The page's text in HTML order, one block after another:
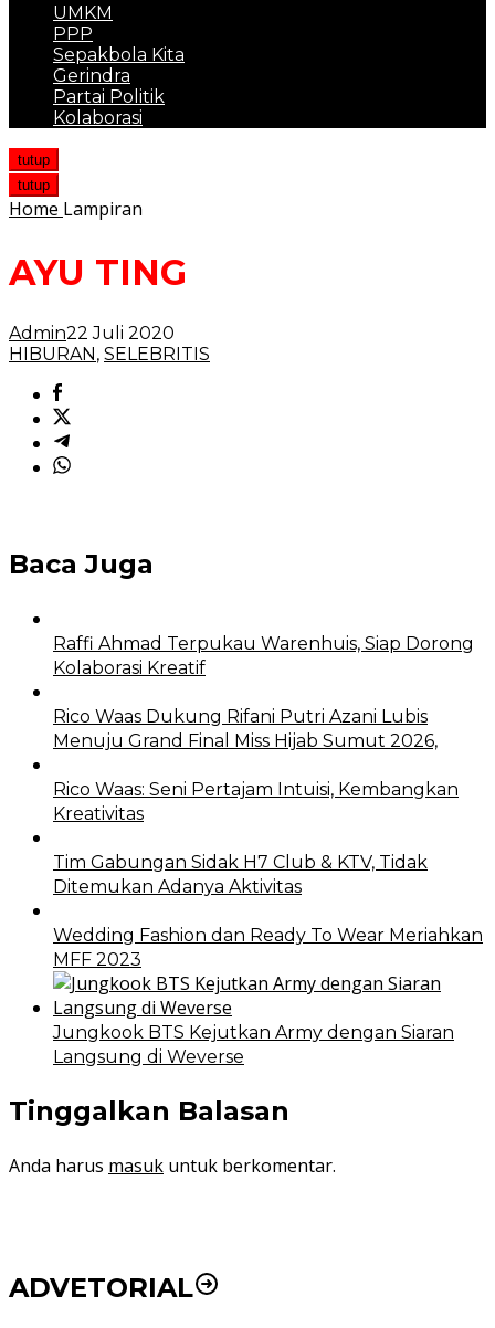
UMKM
PPP
Sepakbola Kita
Gerindra
Partai Politik
Kolaborasi
tutup
tutup
Home Lampiran
AYU TING
Admin22 Juli 2020
HIBURAN, SELEBRITIS
Baca Juga
Raffi Ahmad Terpukau Warenhuis, Siap Dorong
Kolaborasi Kreatif
Rico Waas Dukung Rifani Putri Azani Lubis
Menuju Grand Final Miss Hijab Sumut 2026,
Rico Waas: Seni Pertajam Intuisi, Kembangkan
Kreativitas
Tim Gabungan Sidak H7 Club & KTV, Tidak
Ditemukan Adanya Aktivitas
Wedding Fashion dan Ready To Wear Meriahkan
MFF 2023
Jungkook BTS Kejutkan Army dengan Siaran
Langsung di Weverse
Tinggalkan Balasan
Anda harus masuk untuk berkomentar.
ADVETORIAL